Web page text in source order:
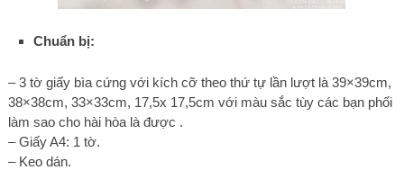
Chuẩn bị:
– 3 tờ giấy bìa cứng với kích cỡ theo thứ tự lần lượt là 39×39cm,
38×38cm, 33×33cm, 17,5x 17,5cm với màu sắc tùy các bạn phối
làm sao cho hài hòa là được .
– Giấy A4: 1 tờ.
– Keo dán.